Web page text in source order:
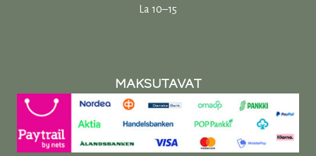
La 10–15
MAKSUTAVAT